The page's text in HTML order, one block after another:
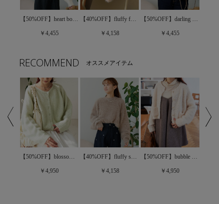
【50%OFF】heart bouquet knit～ﾊｰﾄﾌﾞｰｹﾆｯﾄ
￥4,455
【40%OFF】fluffy fancy cardigan～ﾌﾗｯﾌｨｰﾌｧﾝｼｰｶｰﾃﾞｨｶﾞﾝ
￥4,158
【50%OFF】darling ribbon knit～ﾀﾞｰﾘﾝﾘﾎﾞﾝﾆｯﾄ
￥4,455
RECOMMEND オススメアイテム
【50%OFF】blossom aurora knit2～ﾌﾞﾛｯｻﾑｵｰﾛﾗﾆｯﾄ2
￥4,950
【40%OFF】fluffy shaggy knit～ﾌﾗｯﾌｨｰｼｬｷﾞｰﾆｯﾄ
￥4,158
【50%OFF】bubble knit cardigan2～ﾊﾞﾌﾞﾙﾆｯﾄｶｰﾃﾞｨｶﾞﾝ2
￥4,950